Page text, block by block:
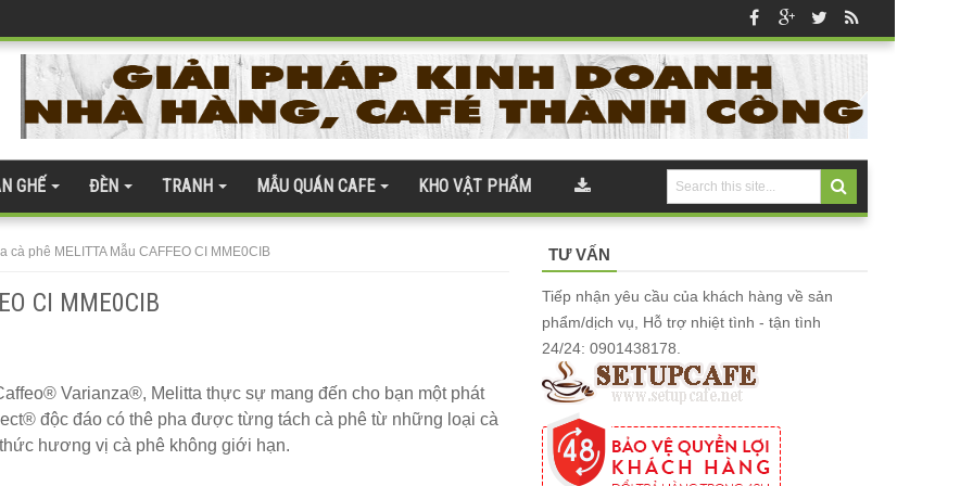
tiếp khách sang trọng
Bàn Ghế
đại
kính cường lực 277
gỗ ash 247
GHẾ ĐÈN TRANH MẪU QUÁN CAFE KHO VẬT PHẨM
cà phê MELITTA Mẫu CAFFEO CI MME0CIB
CI MME0CIB
Varianza®, Melitta thực sự mang đến cho bạn một phát
độc đáo có thê pha được từng tách cà phê từ những loại cà
hương vị cà phê không giới hạn.
TƯ VẤN
Tiếp nhận yêu cầu của khách hàng về sản
phẩm/dịch vụ, Hỗ trợ nhiệt tình - tận tình
24/24: 0901438178.